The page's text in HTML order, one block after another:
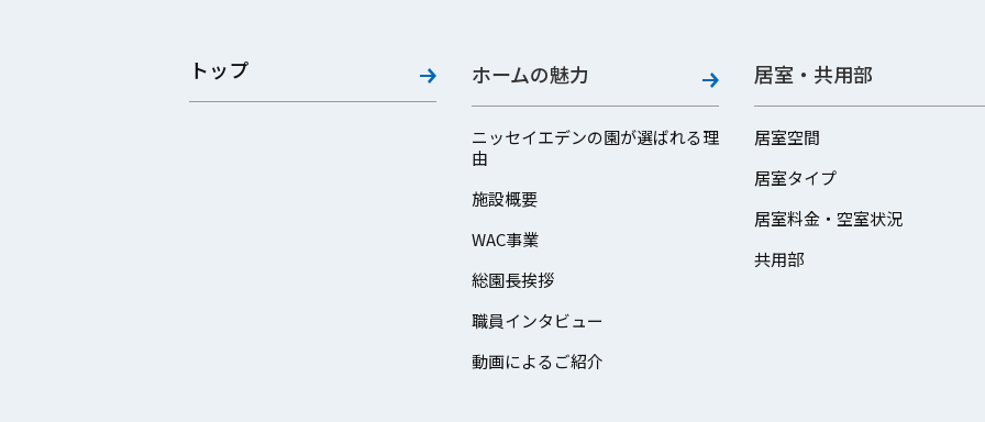
トップ ホームの魅力
ニッセイエデンの園が選ばれる理
由
施設概要
WAC事業
総園長挨拶
職員インタビュー
動画によるご紹介
居室・共用部
居室空間
居室タイプ
居室料金・空室状況
共用部